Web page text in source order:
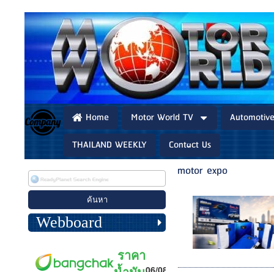
Home Motor World TV
THAILAND WEEKLY
Contact Us
Webboard
motor expo